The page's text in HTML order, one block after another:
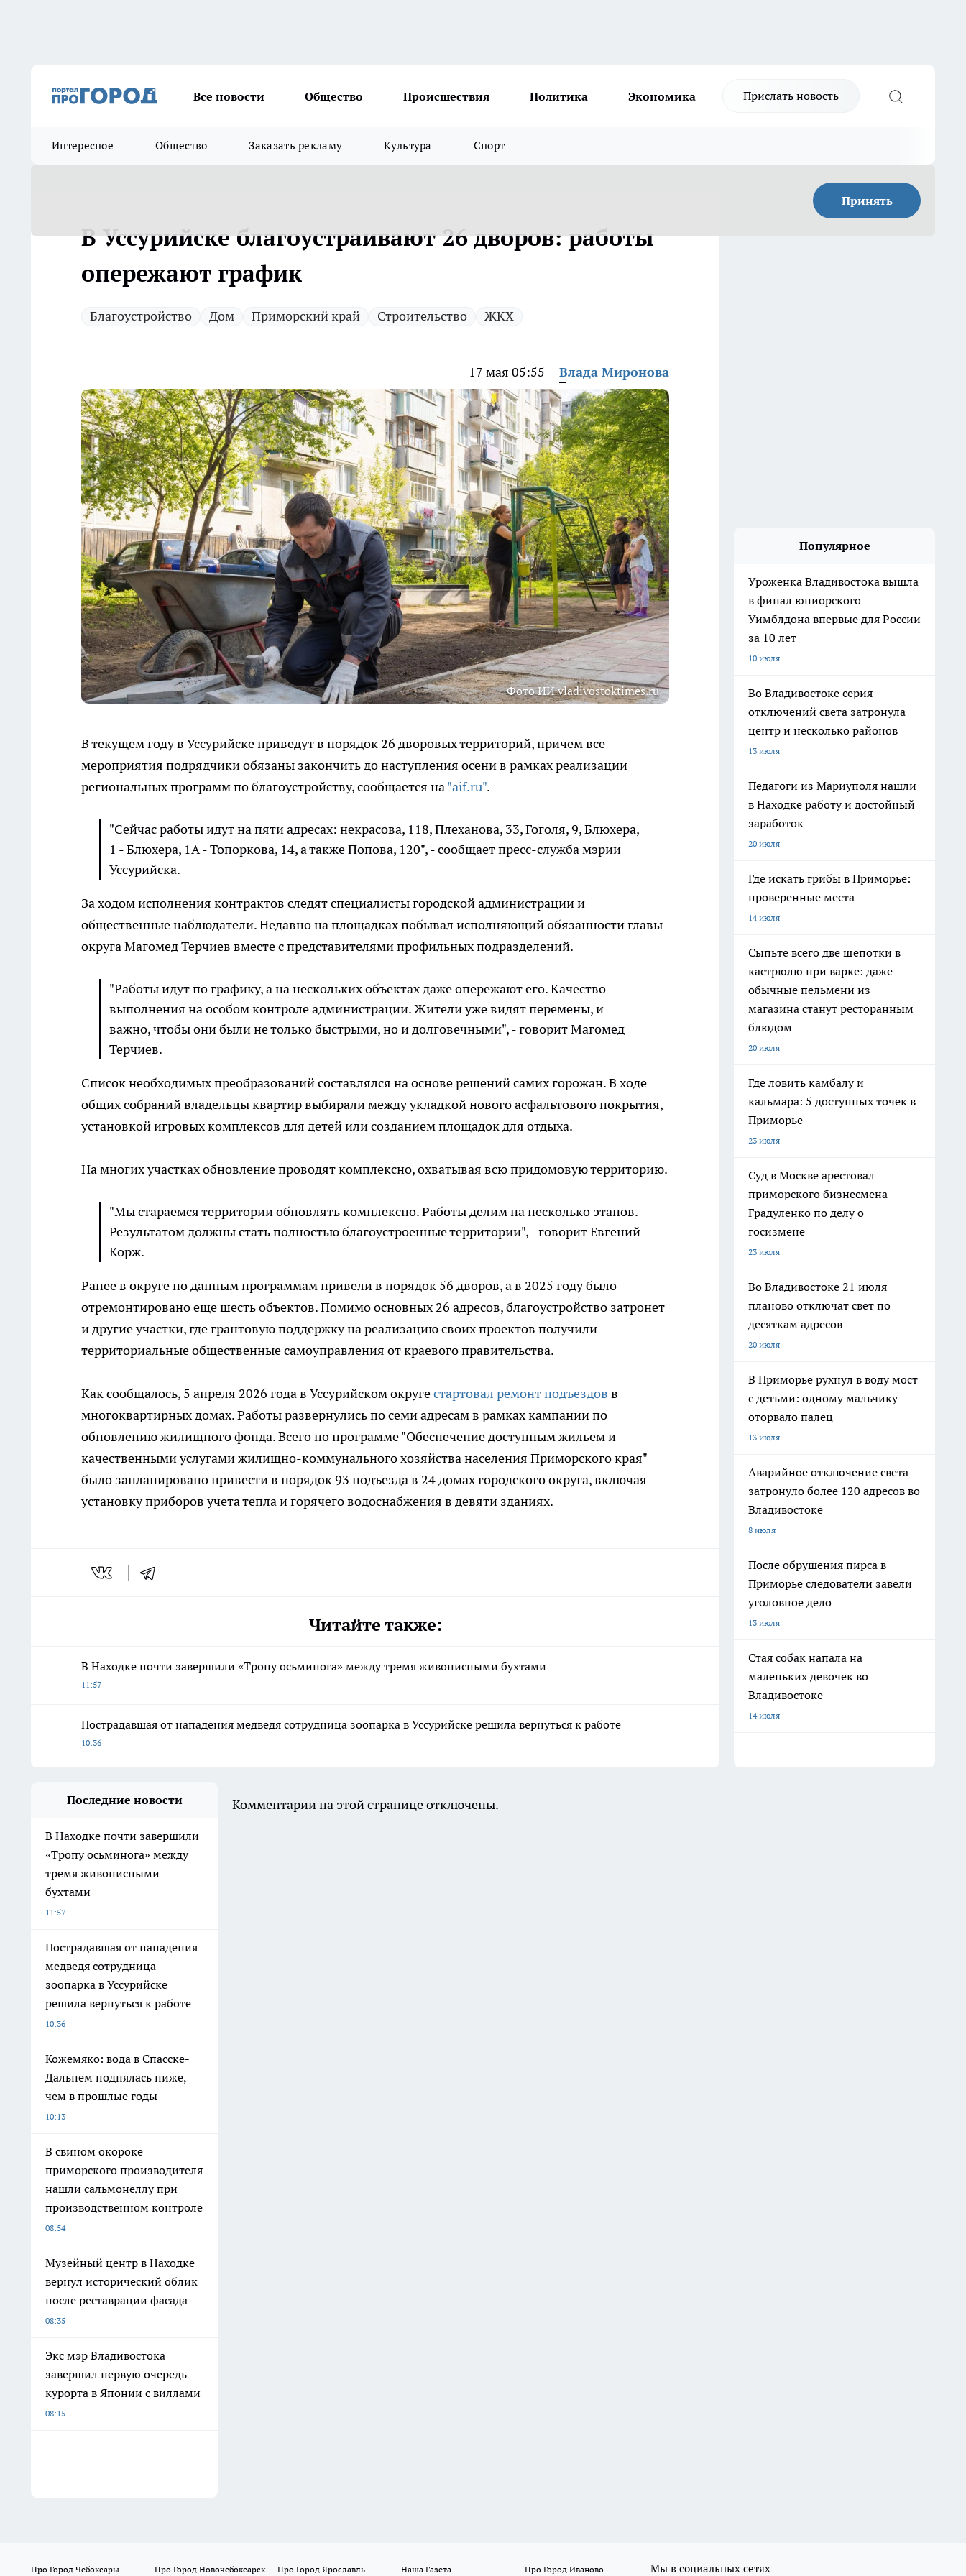
Все новости Общество Происшествия Политика Экономика Прислать новость
Интересное Общество Заказать рекламу Культура Спорт
Принять
В Уссурийске благоустраивают 26 дворов: работы
опережают график
Благоустройство Дом Приморский край Строительство ЖКХ
17 мая 05:55 Влада Миронова
Фото ИИ vladivostoktimes.ru
В текущем году в Уссурийске приведут в порядок 26 дворовых территорий, причем все
мероприятия подрядчики обязаны закончить до наступления осени в рамках реализации
региональных программ по благоустройству, сообщается на"aif.ru".
"Сейчас работы идут на пяти адресах: некрасова, 118, Плеханова, 33, Гоголя, 9, Блюхера,
1 - Блюхера, 1А - Топоркова, 14, а также Попова, 120", - сообщает пресс-служба мэрии
Уссурийска.
За ходом исполнения контрактов следят специалисты городской администрации и
общественные наблюдатели. Недавно на площадках побывал исполняющий обязанности главы
округа Магомед Терчиев вместе с представителями профильных подразделений.
"Работы идут по графику, а на нескольких объектах даже опережают его. Качество
выполнения на особом контроле администрации. Жители уже видят перемены, и
важно, чтобы они были не только быстрыми, но и долговечными", - говорит Магомед
Терчиев.
Список необходимых преобразований составлялся на основе решений самих горожан. В ходе
общих собраний владельцы квартир выбирали между укладкой нового асфальтового покрытия,
установкой игровых комплексов для детей или созданием площадок для отдыха.
На многих участках обновление проводят комплексно, охватывая всю придомовую территорию.
"Мы стараемся территории обновлять комплексно. Работы делим на несколько этапов.
Результатом должны стать полностью благоустроенные территории", - говорит Евгений
Корж.
Ранее в округе по данным программам привели в порядок 56 дворов, а в 2025 году было
отремонтировано еще шесть объектов. Помимо основных 26 адресов, благоустройство затронет
и другие участки, где грантовую поддержку на реализацию своих проектов получили
территориальные общественные самоуправления от краевого правительства.
Как сообщалось, 5 апреля 2026 года в Уссурийском округестартовал ремонт подъездов в
многоквартирных домах. Работы развернулись по семи адресам в рамках кампании по
обновлению жилищного фонда. Всего по программе "Обеспечение доступным жильем и
качественными услугами жилищно-коммунального хозяйства населения Приморского края"
было запланировано привести в порядок 93 подъезда в 24 домах городского округа, включая
установку приборов учета тепла и горячего водоснабжения в девяти зданиях.
Читайте также:
В Находке почти завершили «Тропу осьминога» между тремя живописными бухтами
11:57
Пострадавшая от нападения медведя сотрудница зоопарка в Уссурийске решила вернуться к работе
10:36
Популярное
Уроженка Владивостока вышла
в финал юниорского
Уимблдона впервые для России
за 10 лет
10 июля
Во Владивостоке серия
отключений света затронула
центр и несколько районов
13 июля
Педагоги из Мариуполя нашли
в Находке работу и достойный
заработок
20 июля
Где искать грибы в Приморье:
проверенные места
14 июля
Сыпьте всего две щепотки в
кастрюлю при варке: даже
обычные пельмени из
магазина станут ресторанным
блюдом
20 июля
Где ловить камбалу и
кальмара: 5 доступных точек в
Приморье
23 июля
Суд в Москве арестовал
приморского бизнесмена
Градуленко по делу о
госизмене
23 июля
Во Владивостоке 21 июля
планово отключат свет по
десяткам адресов
20 июля
В Приморье рухнул в воду мост
с детьми: одному мальчику
оторвало палец
13 июля
Аварийное отключение света
затронуло более 120 адресов во
Владивостоке
8 июля
После обрушения пирса в
Приморье следователи завели
уголовное дело
13 июля
Стая собак напала на
маленьких девочек во
Владивостоке
14 июля
Последние новости
В Находке почти завершили
«Тропу осьминога» между
тремя живописными
бухтами
11:57
Пострадавшая от нападения
медведя сотрудница
зоопарка в Уссурийске
решила вернуться к работе
10:36
Кожемяко: вода в Спасске-
Дальнем поднялась ниже,
чем в прошлые годы
10:13
В свином окороке
приморского производителя
нашли сальмонеллу при
производственном контроле
08:54
Музейный центр в Находке
вернул исторический облик
после реставрации фасада
08:35
Экс мэр Владивостока
завершил первую очередь
курорта в Японии с виллами
08:15
Комментарии на этой странице отключены.
Про Город Чебоксары Про Город Новочебоксарск Про Город Ярославль Наша Газета Про Город Иваново Мы в социальных сетях